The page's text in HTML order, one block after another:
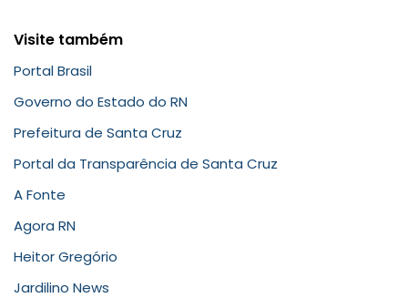
Visite também
Portal Brasil
Governo do Estado do RN
Prefeitura de Santa Cruz
Portal da Transparência de Santa Cruz
A Fonte
Agora RN
Heitor Gregório
Jardilino News